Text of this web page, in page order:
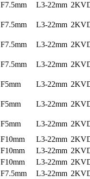
F7.5mm L3-22mm
F7.5mm L3-22mm
F7.5mm L3-22mm
F7.5mm L3-22mm
F5mm L3-22mm
F5mm L3-22mm
F5mm L3-22mm
F10mm L3-22mm
F10mm L3-22mm
F10mm L3-22mm
F7.5mm L3-22mm